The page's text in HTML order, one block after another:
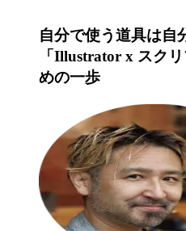
自分で使う道具は自
「Illustrator x スク
めの一歩